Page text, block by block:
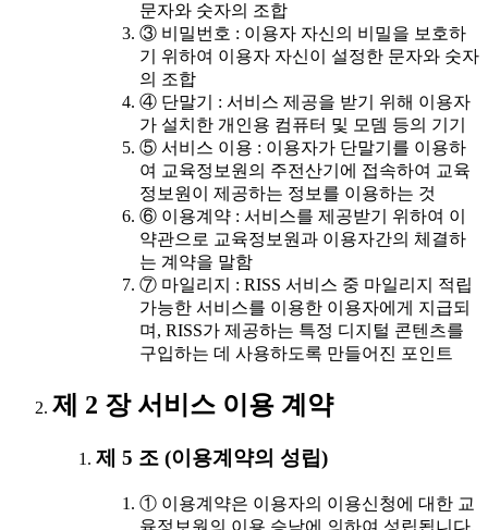
문자와 숫자의 조합
③ 비밀번호 : 이용자 자신의 비밀을 보호하
기 위하여 이용자 자신이 설정한 문자와 숫자
의 조합
④ 단말기 : 서비스 제공을 받기 위해 이용자
가 설치한 개인용 컴퓨터 및 모뎀 등의 기기
⑤ 서비스 이용 : 이용자가 단말기를 이용하
여 교육정보원의 주전산기에 접속하여 교육
정보원이 제공하는 정보를 이용하는 것
⑥ 이용계약 : 서비스를 제공받기 위하여 이
약관으로 교육정보원과 이용자간의 체결하
는 계약을 말함
⑦ 마일리지 : RISS 서비스 중 마일리지 적립
가능한 서비스를 이용한 이용자에게 지급되
며, RISS가 제공하는 특정 디지털 콘텐츠를
구입하는 데 사용하도록 만들어진 포인트
제 2 장 서비스 이용 계약
제 5 조 (이용계약의 성립)
① 이용계약은 이용자의 이용신청에 대한 교
육정보원의 이용 승낙에 의하여 성립됩니다.